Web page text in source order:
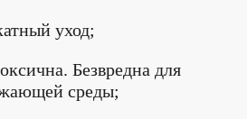
уход;
Безвредна для
среды;